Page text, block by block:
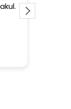
3+1 evin
tutar